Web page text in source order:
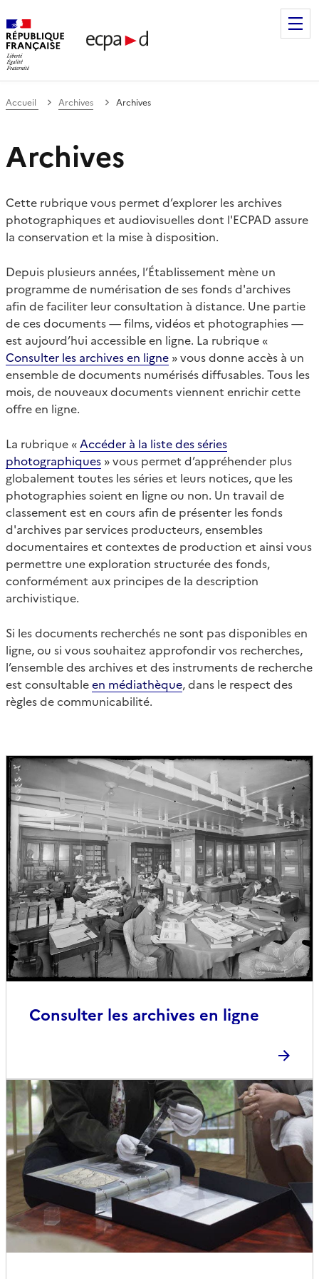
de communication et de production
Accueil Archives Archives
Archives
Cette rubrique vous permet d’explorer les archives
photographiques et audiovisuelles dont l'ECPAD assure
la conservation et la mise à disposition.
Depuis plusieurs années, l’Établissement mène un
programme de numérisation de ses fonds d'archives
afin de faciliter leur consultation à distance. Une partie
de ces documents — films, vidéos et photographies —
est aujourd’hui accessible en ligne. La rubrique «
Consulter les archives en ligne » vous donne accès à un
ensemble de documents numérisés diffusables. Tous les
mois, de nouveaux documents viennent enrichir cette
offre en ligne.
La rubrique « Accéder à la liste des séries
photographiques » vous permet d’appréhender plus
globalement toutes les séries et leurs notices, que les
photographies soient en ligne ou non. Un travail de
classement est en cours afin de présenter les fonds
d'archives par services producteurs, ensembles
documentaires et contextes de production et ainsi vous
permettre une exploration structurée des fonds,
conformément aux principes de la description
archivistique.
Si les documents recherchés ne sont pas disponibles en
ligne, ou si vous souhaitez approfondir vos recherches,
l’ensemble des archives et des instruments de recherche
est consultableen médiathèque, dans le respect des
règles de communicabilité.
Consulter les archives en ligne